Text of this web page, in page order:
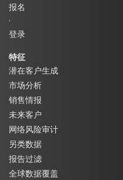
报名
·
登录
特征
潜在客户生成
市场分析
销售情报
未来客户
网络风险审计
另类数据
报告过滤
全球数据覆盖